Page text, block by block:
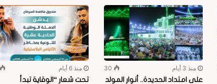
منذ 3 أيام
30
على امتداد الحديدة.. أنوار المولد
منذ 6 أيام
تحت شعار “الوقاية تبدأ